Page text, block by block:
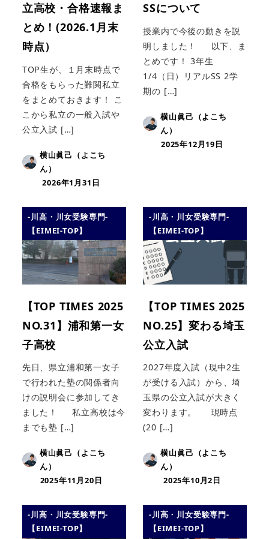
立高校・合格速報ま
とめ！(2026.1月末
時点）
TOP生が、１月末時点で
合格をもらった難関私立
をまとめておきます！ こ
こから私立の一般入試や
公立入試 […]
横山眞己（よこち
ん）
2026年1月31日
SSについて
授業内で今後の動きを説
明しました！ 以下、ま
とめです！ 3年生
1/4（日）リアルSS 2学
期の […]
横山眞己（よこち
ん）
2025年12月19日
-川高・川女受験専門-
【EIMEI-TOP】
【TOP TIMES 2025
NO.31】浦和第一女
子高校
先日、県立浦和第一女子
で行われた塾の関係者向
けの説明会に参加してき
ました！ 私立高校は今
までも塾 […]
横山眞己（よこち
ん）
2025年11月20日
-川高・川女受験専門-
【EIMEI-TOP】
【TOP TIMES 2025
NO.25】変わる埼玉
公立入試
2027年度入試（現中2生
が受ける入試）から、埼
玉県の公立入試が大きく
変わります。 現時点
(20 […]
横山眞己（よこち
ん）
2025年10月2日
-川高・川女受験専門-
【EIMEI-TOP】
-川高・川女受験専門-
【EIMEI-TOP】